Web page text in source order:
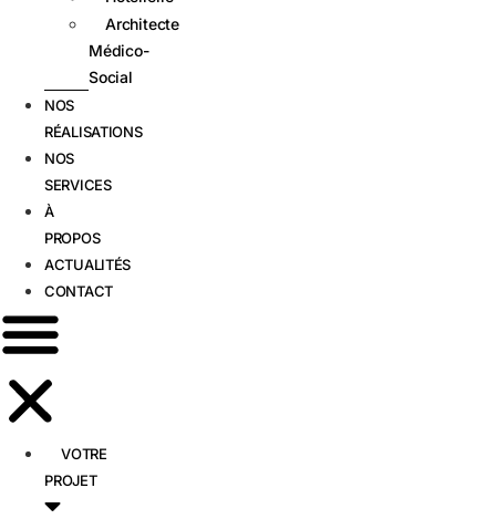
Architecte
Médico-
Social
NOS
RÉALISATIONS
NOS
SERVICES
À
PROPOS
ACTUALITÉS
CONTACT
VOTRE
PROJET